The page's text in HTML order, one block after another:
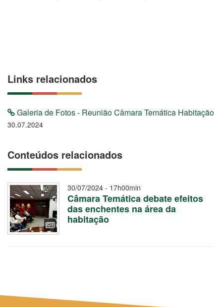
Links relacionados
Galeria de Fotos - Reunião Câmara Temática Habitação
30.07.2024
Conteúdos relacionados
30/07/2024 - 17h00min
Câmara Temática debate efeitos
das enchentes na área da
habitação